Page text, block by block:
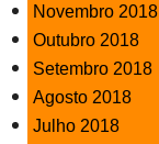
Novembro 2018
Outubro 2018
Setembro 2018
Agosto 2018
Julho 2018